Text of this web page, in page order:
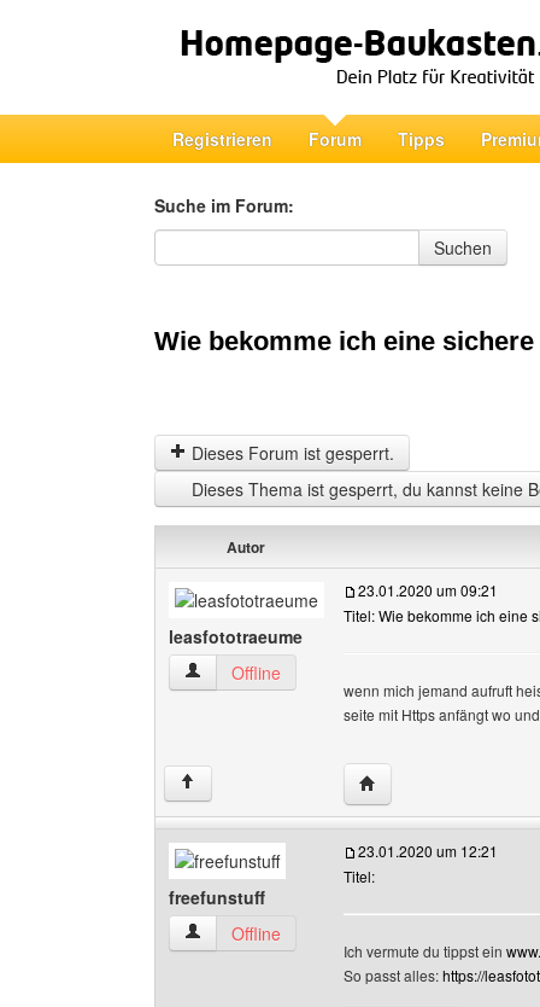
Registrieren Forum Tipps
Suche im Forum:
Suche im Forum
Suchen
Wie bekomme ich eine sichere
Dieses Forum ist gesperrt.
Dieses Thema ist gesperrt, du kannst keine
Autor
leasfototraeume
leasfototraeume Benutzer-Profile anzeigen
Offline
23.01.2020 um 09:21
Titel: Wie bekomme ich eine
wenn mich jemand aufruft
seite mit Https anfängt wo
↑ Website dieses
freefunstuff
freefunstuff Benutzer-Profile anzeigen
Offline
23.01.2020 um 12:21
Titel:
Ich vermute du tippst ein www.
So passt alles:https://